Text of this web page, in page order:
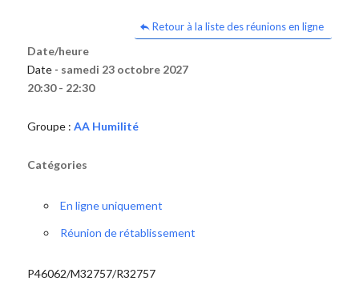
Retour à la liste des réunions en ligne
Date/heure
Date - samedi 23 octobre 2027
20:30 - 22:30
Groupe : AA Humilité
Catégories
En ligne uniquement
Réunion de rétablissement
P46062/M32757/R32757